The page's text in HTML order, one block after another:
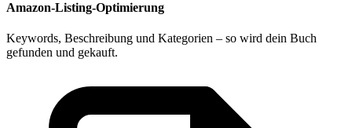
Amazon-Listing-Optimierung
Keywords, Beschreibung und Kategorien – so wird dein Buch
gefunden und gekauft.